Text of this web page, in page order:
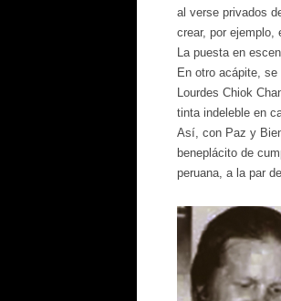
al verse privados
crear, por ejemplo,
La puesta en
En otro acápite,
Lourdes Chiok
tinta indeleble en
Así, con Paz y
beneplácito de
peruana, a la par